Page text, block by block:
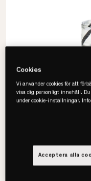
Numero
Cookies
Vi använder cookies för att
visa dig personligt innehåll.
under cookie-inställningar.
Acceptera alla